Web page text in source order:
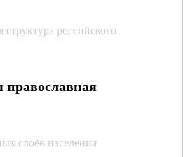
российского
православная
слоёв населения